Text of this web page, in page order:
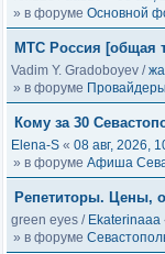
» в форуме Основной
МТС Россия [общая
Vadim Y. Gradoboyev /
» в форуме
Кому за 30
Elena-S « 08 авг, 2026,
» в форуме Афиша
Репетиторы. Цены,
green eyes / Ekaterinaaa
» в форуме